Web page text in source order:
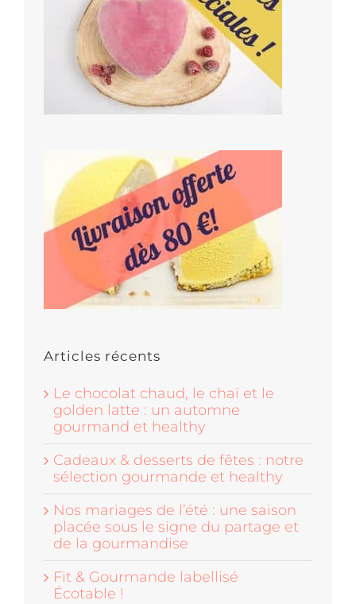
Articles récents
Le chocolat chaud, le chaï et le
golden latte : un automne
gourmand et healthy
Cadeaux & desserts de fêtes : notre
sélection gourmande et healthy
Nos mariages de l’été : une saison
placée sous le signe du partage et
de la gourmandise
Fit & Gourmande labellisé
Écotable !